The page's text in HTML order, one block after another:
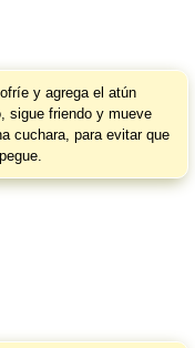
y agrega el atún
sigue friendo y mueve
cuchara, para evitar que